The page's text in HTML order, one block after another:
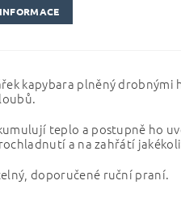
kapybara plněný
teplo a postupně ho
a na zahřátí
doporučené ruční praní.